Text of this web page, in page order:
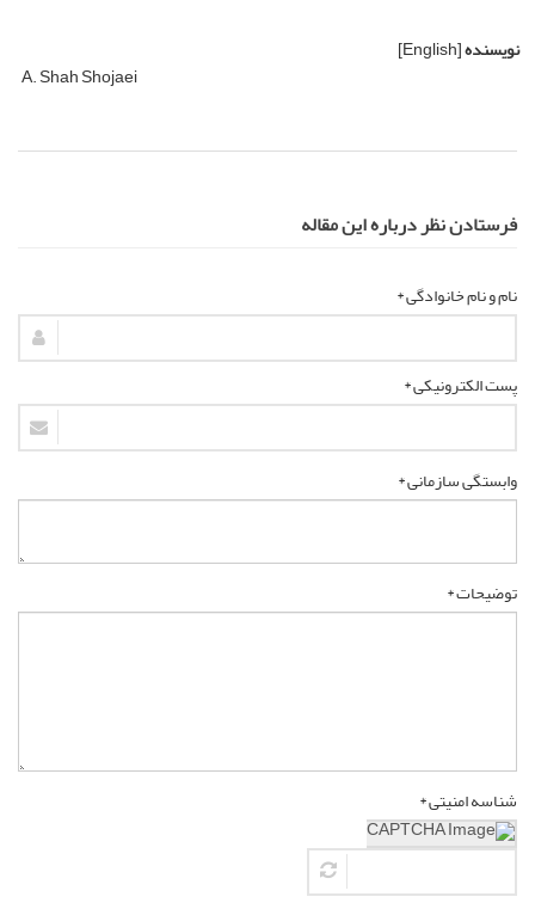
نویسنده[English]
A. Shah Shojaei
فرستادن نظر درباره این مقاله
نام و نام خانوادگی *
پست الکترونیکی *
وابستگی سازمانی *
توضیحات *
شناسه امنیتی *